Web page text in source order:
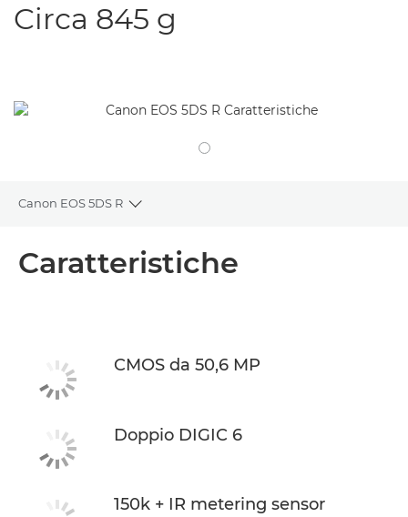
Circa 845 g
Canon EOS 5DS R
Toggle breadcrumbs
Caratteristiche
CMOS da 50,6 MP
Doppio DIGIC 6
150k + IR metering sensor